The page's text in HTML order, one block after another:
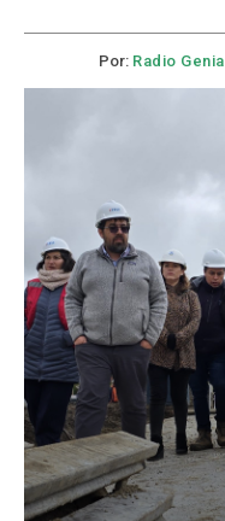
Por: Radio Genial